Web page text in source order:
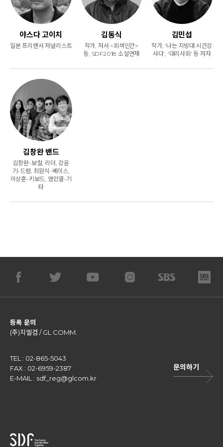
야스다 고이치
일본 프리랜서 저널리스트
김동식
작가, 저서 <회색인간>
등, SDF2018 소설연재
김민섭
작가, ‘나는 지방대 시간강
사다’, ‘대리사회’ 등 저자
김창완 밴드
김창완-보컬, 리더, 강윤
기-드럼, 최원식-베이스,
이상훈-키보드, 염민열-기
타
등록 문의
(주)지엘컴 / GL COMM.
TEL : 02-865-5043
FAX : 02-6959-2387
E-MAIL : sdf_reg@glcom.kr
문의하기